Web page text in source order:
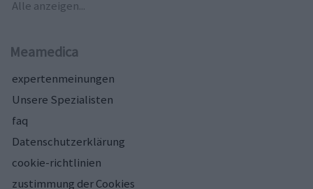
Alle anzeigen...
Meamedica
expertenmeinungen
Unsere Spezialisten
faq
Datenschutzerklärung
cookie-richtlinien
zustimmung der Cookies